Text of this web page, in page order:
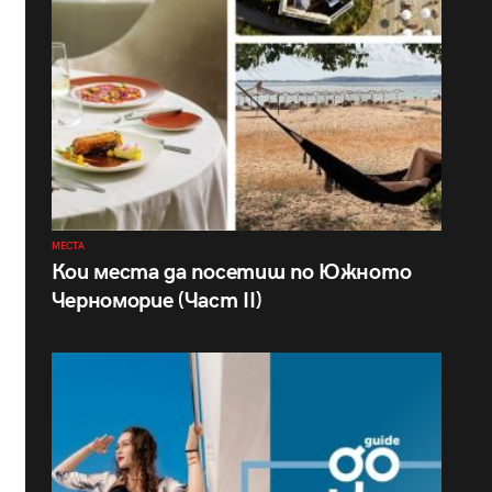
МЕСТА
Кои места да посетиш по Южното
Черноморие (Част II)